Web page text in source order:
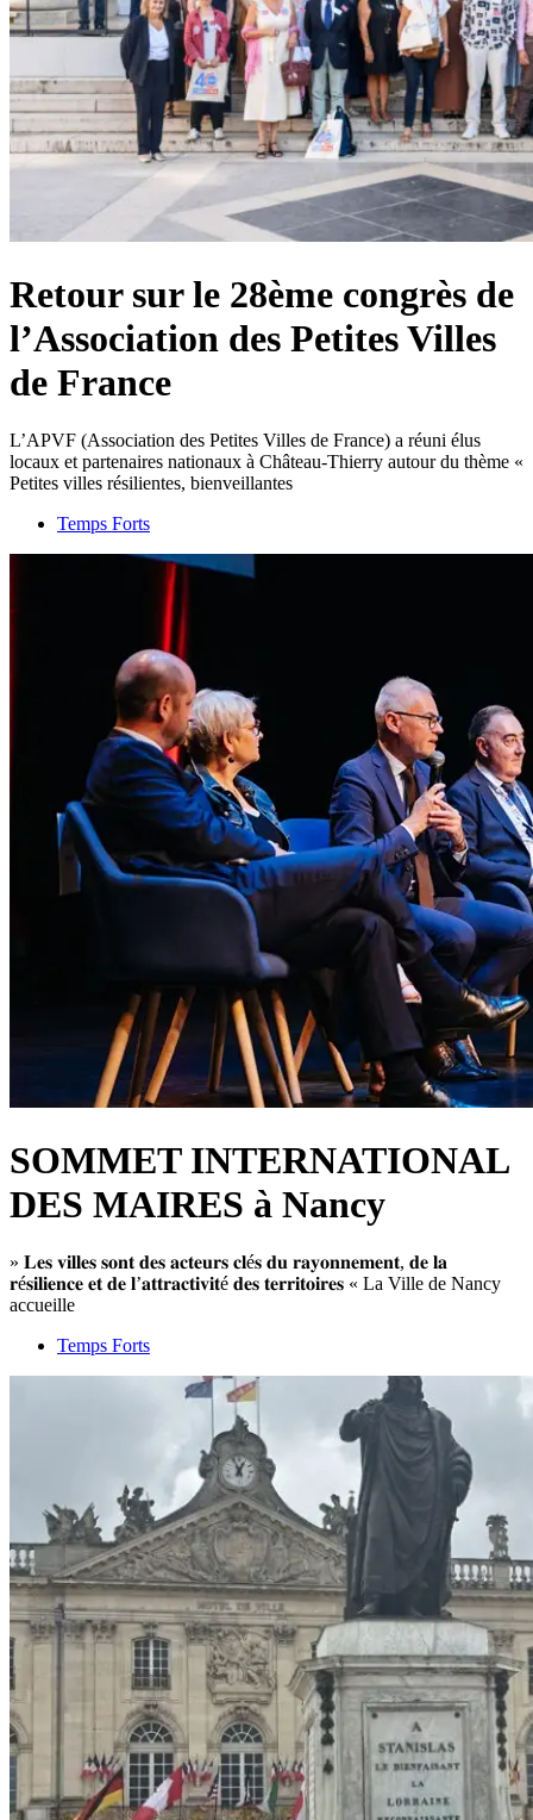
Retour sur le 28ème congrès de
l’Association des Petites Villes
de France
L’APVF (Association des Petites Villes de France) a réuni élus
locaux et partenaires nationaux à Château-Thierry autour du thème «
Petites villes résilientes, bienveillantes
Temps Forts
SOMMET INTERNATIONAL
DES MAIRES à Nancy
» 𝐋𝐞𝐬 𝐯𝐢𝐥𝐥𝐞𝐬 𝐬𝐨𝐧𝐭 𝐝𝐞𝐬 𝐚𝐜𝐭𝐞𝐮𝐫𝐬 𝐜𝐥é𝐬 𝐝𝐮 𝐫𝐚𝐲𝐨𝐧𝐧𝐞𝐦𝐞𝐧𝐭, 𝐝𝐞 𝐥𝐚
𝐫é𝐬𝐢𝐥𝐢𝐞𝐧𝐜𝐞 𝐞𝐭 𝐝𝐞 𝐥’𝐚𝐭𝐭𝐫𝐚𝐜𝐭𝐢𝐯𝐢𝐭é 𝐝𝐞𝐬 𝐭𝐞𝐫𝐫𝐢𝐭𝐨𝐢𝐫𝐞𝐬 « La Ville de Nancy
accueille
Temps Forts